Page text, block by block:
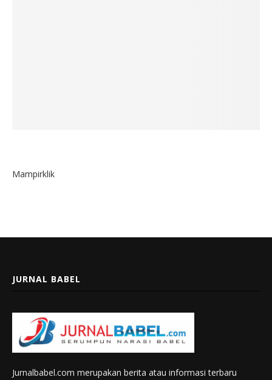
Mampirklik
JURNAL BABEL
Jurnalbabel.com merupakan berita atau informasi terbaru